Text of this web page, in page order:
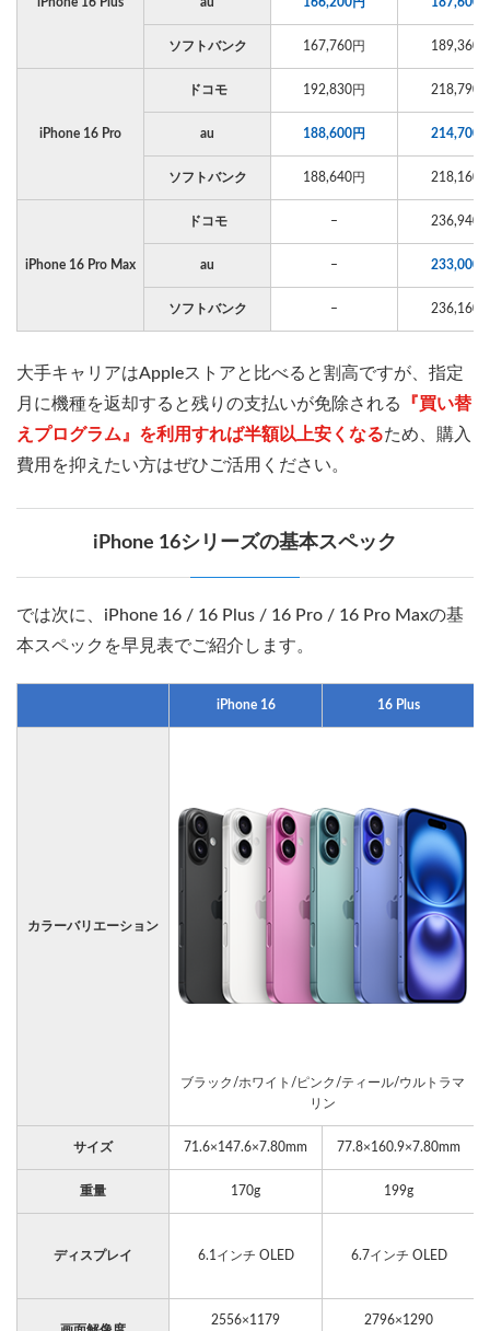
iPhone 16 Plus au 166,200円 187,600
ソフトバンク 167,760円 189,360
iPhone 16 Pro
ドコモ 192,830円 218,790
au 188,600円 214,700
ソフトバンク 188,640円 218,160
iPhone 16 Pro Max
ドコモ – 236,940
au – 233,000
ソフトバンク – 236,160
大手キャリアはAppleストアと比べると割高ですが、指定
月に機種を返却すると残りの支払いが免除される
『買い替
えプログラム』を利用すれば半額以上安くなるため、購入
費用を抑えたい方はぜひご活用ください。
iPhone 16シリーズの基本スペック
では次に、iPhone 16 / 16 Plus / 16 Pro / 16 Pro Maxの基
本スペックを早見表でご紹介します。
iPhone 16 16 Plus
カラーバリエーション
ブラック/ホワイト/ピンク/ティール/ウルトラマ
リン
サイズ 71.6×147.6×7.80mm 77.8×160.9×7.80mm
重量 170g 199g
ディスプレイ 6.1インチ OLED 6.7インチ OLED
2556×1179
2796×1290